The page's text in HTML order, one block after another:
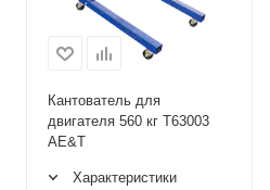
Кантователь для
двигателя 560 кг Т63003
AE&T
Характеристики